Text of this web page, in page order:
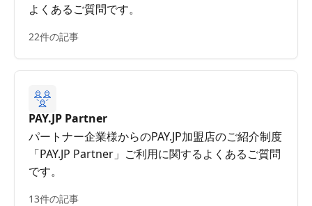
よくあるご質問です。
22件の記事
PAY.JP Partner
パートナー企業様からのPAY.JP加盟店のご紹介制度
「PAY.JP Partner」ご利用に関するよくあるご質問
です。
13件の記事